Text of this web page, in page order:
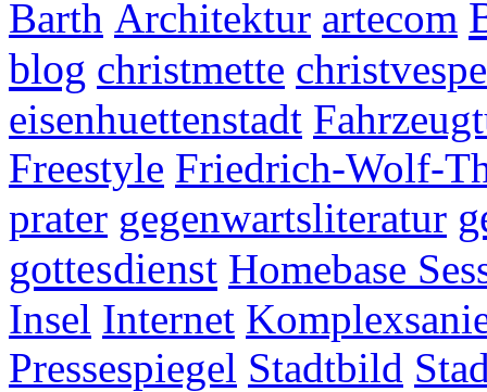
Barth Architektur artecom
blog christmette
eisenhuettenstadt
Freestyle Friedrich-Wolf-
prater gegenwartsliteratur
gottesdienst Homebase
Insel Internet
Pressespiegel Stadtbild